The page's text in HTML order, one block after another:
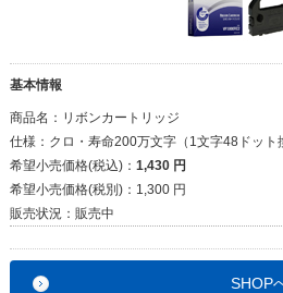
基本情報
商品名： リボンカートリッジ
仕様： クロ・寿命200万文字（1文字48ドット
希望小売価格(税込)： 1,430 円
希望小売価格(税別)： 1,300 円
販売状況： 販売中
SHOP